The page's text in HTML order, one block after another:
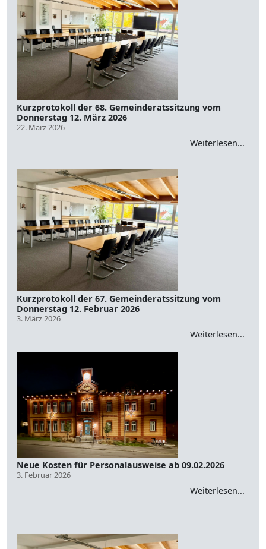
Kurzprotokoll der 68. Gemeinderatssitzung vom
Donnerstag 12. März 2026
22. März 2026
Weiterlesen...
Kurzprotokoll der 67. Gemeinderatssitzung vom
Donnerstag 12. Februar 2026
3. März 2026
Weiterlesen...
Neue Kosten für Personalausweise ab 09.02.2026
3. Februar 2026
Weiterlesen...